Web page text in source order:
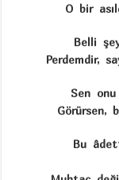
O bir
Belli şey
Perdemdir,
Sen onu
Görürsen,
Bu âdettir ki,